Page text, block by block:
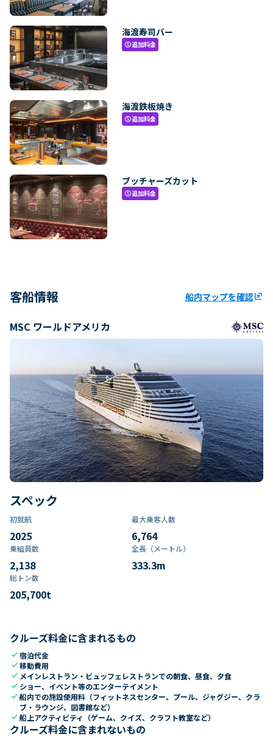
海渡寿司バー
paid追加料金
海渡鉄板焼き
paid追加料金
ブッチャーズカット
paid追加料金
客船情報 船内マップを確認ungroup
MSC ワールドアメリカ
スペック
初就航
2025
最大乗客人数
6,764
乗組員数​
2,138
全長（メートル）
333.3m
総トン数​
205,700t
クルーズ料金に含まれるもの
check宿泊代金
check移動費用
check メインレストラン・ビュッフェレストランでの朝食、昼食、夕食
check ショー、イベント等のエンターテイメント
check船内での施設使用料（フィットネスセンター、プール、ジャグジー、クラ
ブ・ラウンジ、図書館など）
check船上アクティビティ（ゲーム、クイズ、クラフト教室など）
クルーズ料金に含まれないもの